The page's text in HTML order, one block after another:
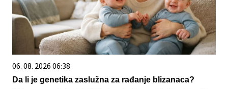
06. 08. 2026 06:38
Da li je genetika zaslužna za rađanje blizanaca?